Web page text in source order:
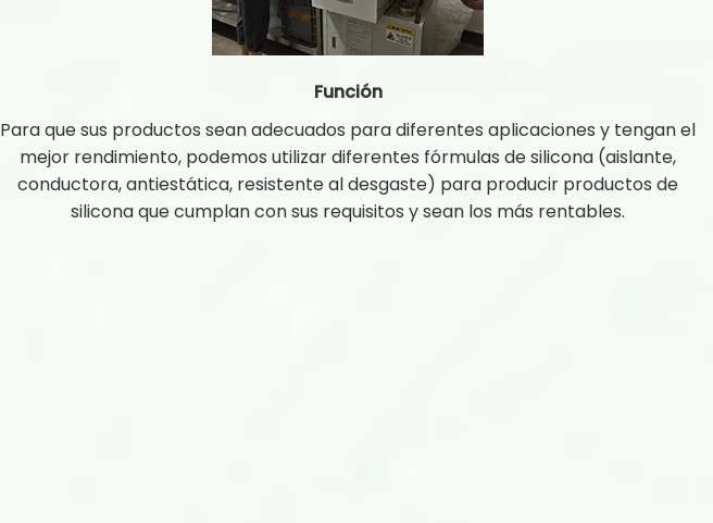
Función
Para que sus productos sean adecuados para diferentes aplicaciones y tengan el
mejor rendimiento, podemos utilizar diferentes fórmulas de silicona (aislante,
conductora, antiestática, resistente al desgaste) para producir productos de
silicona que cumplan con sus requisitos y sean los más rentables.